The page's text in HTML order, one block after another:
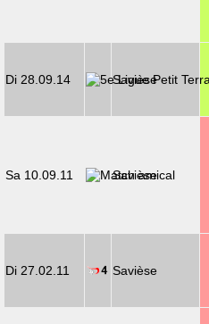
Di 28.09.14 Savièse
Sa 10.09.11 Savièse
Di 27.02.11 Savièse